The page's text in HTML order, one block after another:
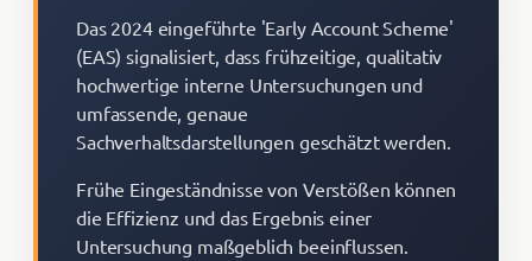
Das 2024 eingeführte 'Early Account Scheme'
(EAS) signalisiert, dass frühzeitige, qualitativ
hochwertige interne Untersuchungen und
umfassende, genaue
Sachverhaltsdarstellungen geschätzt werden.
Frühe Eingeständnisse von Verstößen können
die Effizienz und das Ergebnis einer
Untersuchung maßgeblich beeinflussen.